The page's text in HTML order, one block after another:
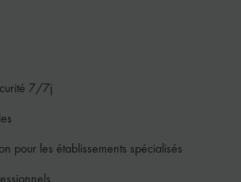
7/7j
pour les établissements spécialisés